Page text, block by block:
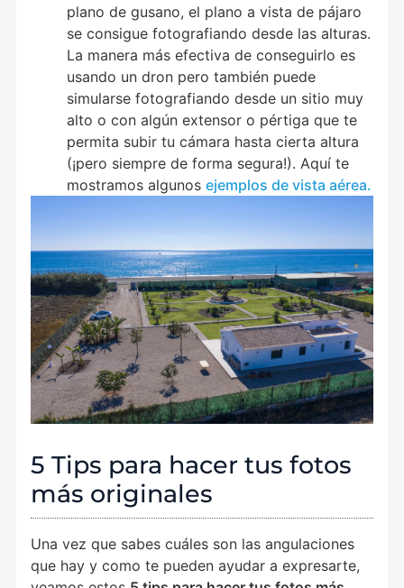
plano de gusano, el plano a vista de pájaro
se consigue fotografiando desde las alturas.
La manera más efectiva de conseguirlo es
usando un dron pero también puede
simularse fotografiando desde un sitio muy
alto o con algún extensor o pértiga que te
permita subir tu cámara hasta cierta altura
(¡pero siempre de forma segura!). Aquí te
mostramos algunosejemplos de vista aérea.
5 Tips para hacer tus fotos
más originales
Una vez que sabes cuáles son las angulaciones
que hay y como te pueden ayudar a expresarte,